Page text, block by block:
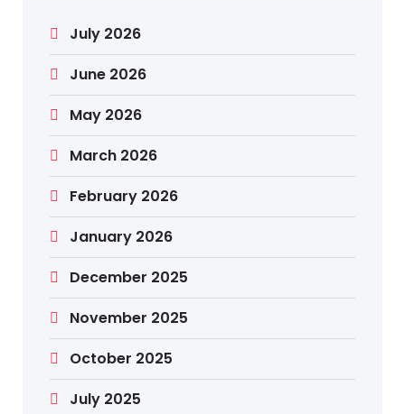
July 2026
June 2026
May 2026
March 2026
February 2026
January 2026
December 2025
November 2025
October 2025
July 2025